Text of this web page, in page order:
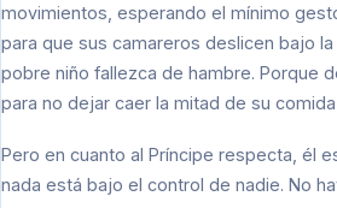
movimientos, esperando el mínimo
para que sus camareros deslicen bajo
pobre niño fallezca de hambre. Porque
para no dejar caer la mitad de su
Pero en cuanto al Príncipe respecta, él
nada está bajo el control de nadie. No